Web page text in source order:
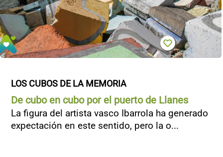
LOS CUBOS DE LA MEMORIA
De cubo en cubo por el puerto de Llanes
La figura del artista vasco Ibarrola ha generado
expectación en este sentido, pero la o...